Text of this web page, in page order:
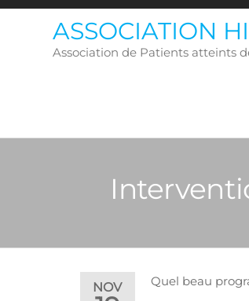
Skip
ASSOCIATION
Association de Patients atteints
NOV
Quel beau